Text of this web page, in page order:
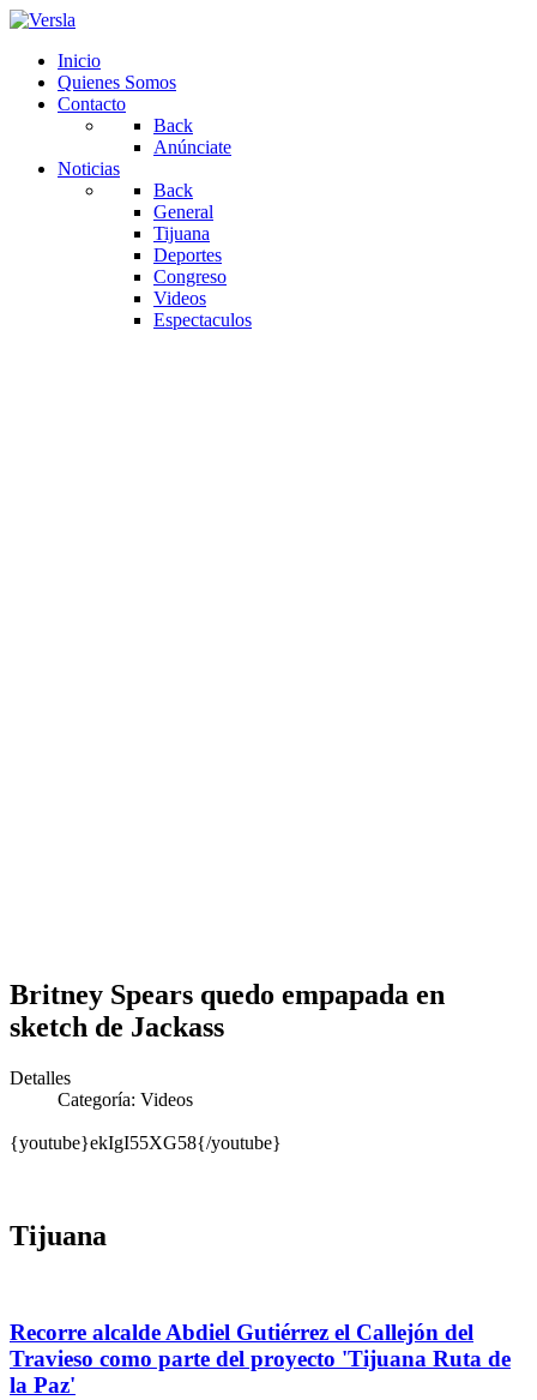
Inicio
Quienes Somos
Contacto
Back
Anúnciate
Noticias
Back
General
Tijuana
Deportes
Congreso
Videos
Espectaculos
Britney Spears quedo empapada en
sketch de Jackass
Detalles
Categoría: Videos
{youtube}ekIgI55XG58{/youtube}
Tijuana
Recorre alcalde Abdiel Gutiérrez el Callejón del
Travieso como parte del proyecto 'Tijuana Ruta de
la Paz'